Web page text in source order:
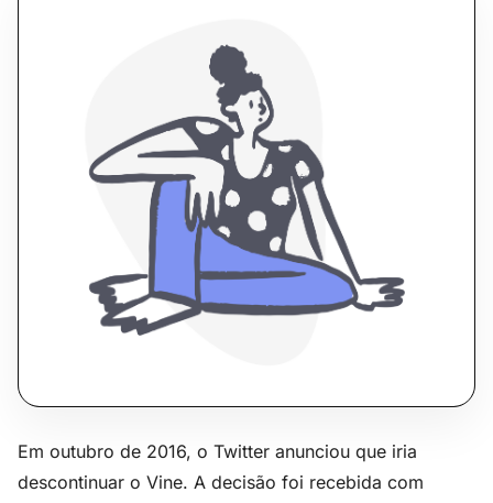
Em outubro de 2016, o Twitter anunciou que iria
descontinuar o Vine. A decisão foi recebida com